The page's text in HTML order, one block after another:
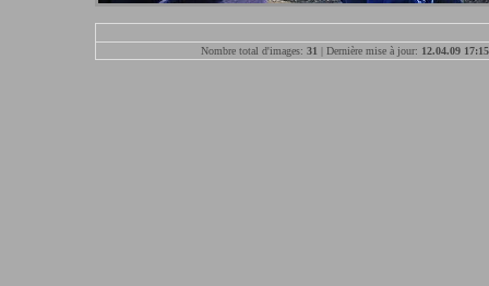
Nombre total d'images: 31 | Dernière mise à jour: 12.04.09 17:15